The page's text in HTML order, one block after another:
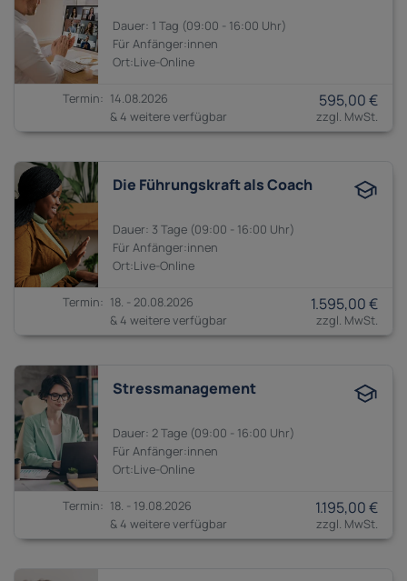
1 Tag 09:00 - 16:00
Anfänger:innen
14.08.2026
& 4 weitere verfügbar
595,00 €
Die Führungskraft als Coach
3 Tage 09:00 - 16:00
Anfänger:innen
18. - 20.08.2026
& 4 weitere verfügbar
1.595,00 €
Stressmanagement
2 Tage 09:00 - 16:00
Anfänger:innen
18. - 19.08.2026
& 4 weitere verfügbar
1.195,00 €